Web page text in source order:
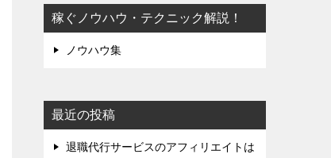
稼ぐノウハウ・テクニック解説！
ノウハウ集
最近の投稿
退職代行サービスのアフィリエイトは